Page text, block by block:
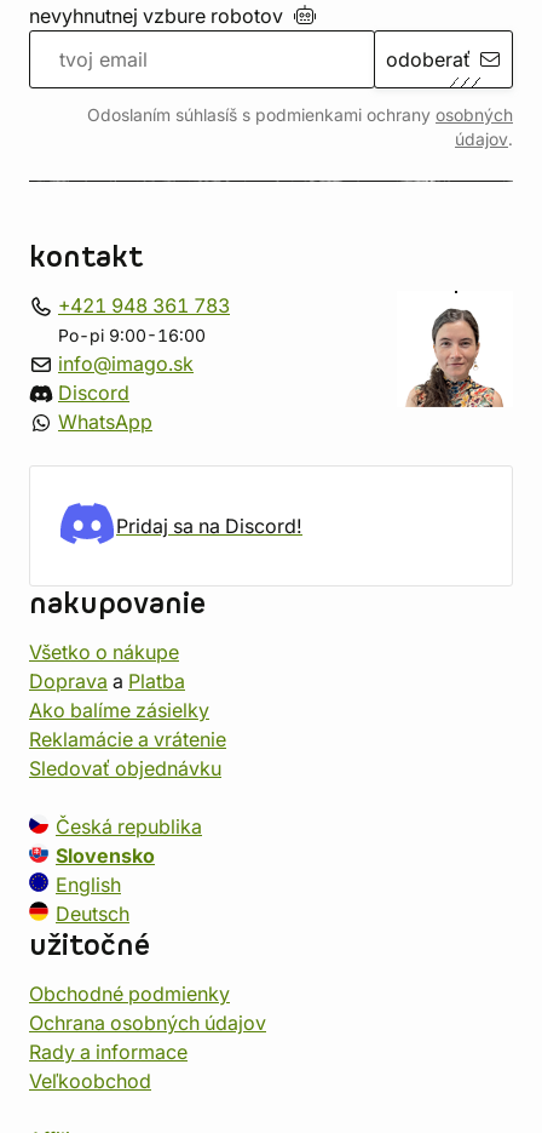
nevyhnutnej vzbure robotov
odoberať
Odoslaním súhlasíš s podmienkami ochrany osobných
údajov.
kontakt
+421 948 361 783
Po-pi 9:00-16:00
info@imago.sk
Discord
WhatsApp
Pridaj sa na Discord!
nakupovanie
Všetko o nákupe
Doprava a Platba
Ako balíme zásielky
Reklamácie a vrátenie
Sledovať objednávku
Česká republika
Slovensko
English
Deutsch
užitočné
Obchodné podmienky
Ochrana osobných údajov
Rady a informace
Veľkoobchod